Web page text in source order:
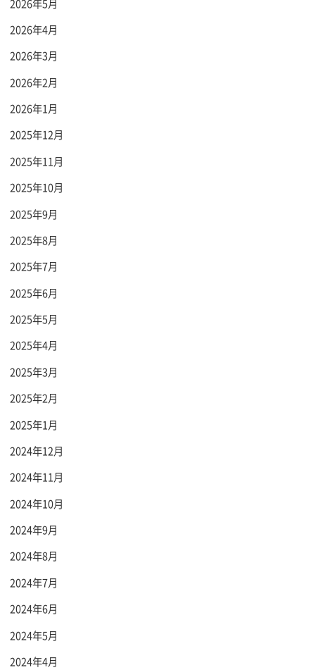
2026年5月
2026年4月
2026年3月
2026年2月
2026年1月
2025年12月
2025年11月
2025年10月
2025年9月
2025年8月
2025年7月
2025年6月
2025年5月
2025年4月
2025年3月
2025年2月
2025年1月
2024年12月
2024年11月
2024年10月
2024年9月
2024年8月
2024年7月
2024年6月
2024年5月
2024年4月